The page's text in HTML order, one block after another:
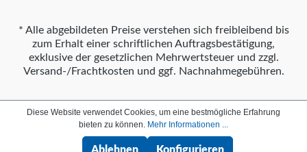
* Alle abgebildeten Preise verstehen sich freibleibend bis
zum Erhalt einer schriftlichen Auftragsbestätigung,
exklusive der gesetzlichen Mehrwertsteuer und zzgl.
Versand-/Frachtkosten und ggf. Nachnahmegebühren.
Diese Website verwendet Cookies, um eine bestmögliche Erfahrung
bieten zu können. Mehr Informationen ...